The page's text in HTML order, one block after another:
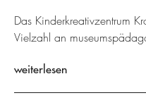
Das Kinderkreativzentrum
Vielzahl an
weiterlesen